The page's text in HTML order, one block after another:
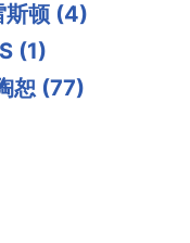
斯顿 (4)
(1)
恕 (77)